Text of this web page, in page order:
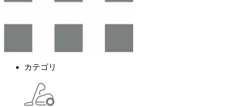
カテゴリ